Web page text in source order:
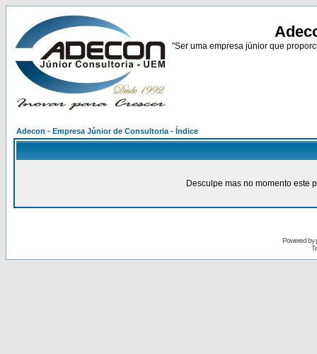
"Ser uma empresa júnior que
Adecon - Empresa Júnior de Consultoria - Índice
Desculpe mas no momento este
Powered by